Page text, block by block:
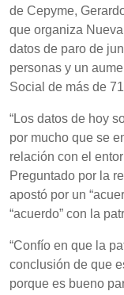
de Cepyme,
que organiza
datos de paro de
personas y un
Social de más de
“Los datos de hoy
por mucho que se
relación con el
Preguntado por la
apostó por un
“acuerdo” con la
“Confío en que la
conclusión de que
porque es bueno